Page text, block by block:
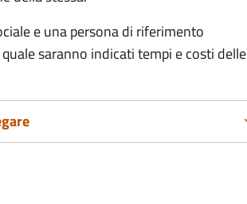
e una persona di riferimento
saranno indicati tempi e costi delle